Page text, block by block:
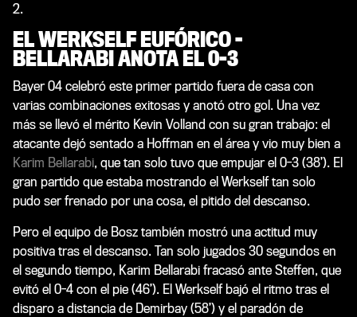
2.
EL WERKSELF EUFÓRICO –
BELLARABI ANOTA EL 0-3
Bayer 04 celebró este primer partido fuera de casa con
varias combinaciones exitosas y anotó otro gol. Una vez
más se llevó el mérito Kevin Volland con su gran trabajo: el
atacante dejó sentado a Hoffman en el área y vio muy bien a
Karim Bellarabi, que tan solo tuvo que empujar el 0-3 (38’). El
gran partido que estaba mostrando el Werkself tan solo
pudo ser frenado por una cosa, el pitido del descanso.
Pero el equipo de Bosz también mostró una actitud muy
positiva tras el descanso. Tan solo jugados 30 segundos en
el segundo tiempo, Karim Bellarabi fracasó ante Steffen, que
evitó el 0-4 con el pie (46’). El Werkself bajó el ritmo tras el
disparo a distancia de Demirbay (58’) y el paradón de